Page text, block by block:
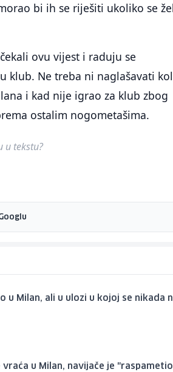
bi ih se riješiti ukoliko se
ovu vijest i raduju se
klub. Ne treba ni naglašavati
i kad nije igrao za klub zbog
ostalim nogometašima.
u tekstu?
u Milan, ali u ulozi u kojoj se nikada
u Milan, navijače je